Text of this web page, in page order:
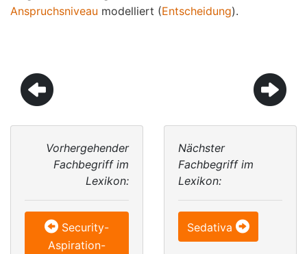
Anspruchsniveau modelliert (Entscheidung).
Vorhergehender
Fachbegriff im
Lexikon:
Security-
Aspiration-
Nächster
Fachbegriff im
Lexikon:
Sedativa